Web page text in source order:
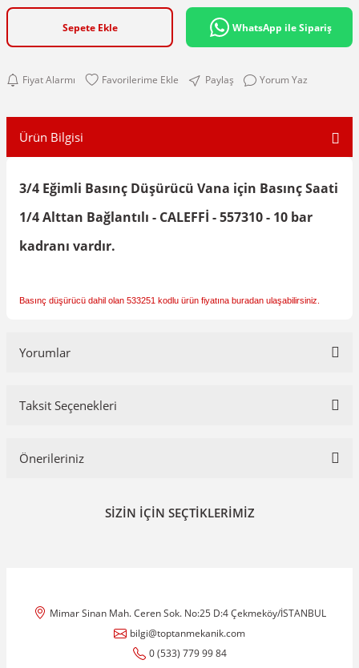
Sepete Ekle WhatsApp ile Sipariş
Fiyat Alarmı Paylaş Yorum Yaz
Ürün Bilgisi
3/4 Eğimli Basınç Düşürücü Vana için Basınç Saati
1/4 Alttan Bağlantılı - CALEFFİ - 557310 - 10 bar
kadranı vardır.
Basınç düşürücü dahil olan 533251 kodlu ürün fiyatına buradan ulaşabilirsiniz.
Yorumlar
Taksit Seçenekleri
Önerileriniz
konularda yetersiz gördüğünüz noktaları öneri formunu kullanarak
Ürün açıklamasında eksik bilgiler bulunuyor.
Ürün bilgilerinde hatalar bulunuyor.
Ürün fiyatı diğer sitelerden daha pahalı.
SİZİN İÇİN SEÇTİKLERİMİZ
Mimar Sinan Mah. Ceren Sok. No:25 D:4 Çekmeköy/İSTANBUL
bilgi@toptanmekanik.com
0 (533) 779 99 84